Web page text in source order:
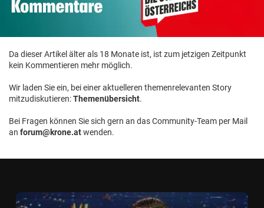
Da dieser Artikel älter als 18 Monate ist, ist zum jetzigen Zeitpunkt
kein Kommentieren mehr möglich.
Wir laden Sie ein, bei einer aktuelleren themenrelevanten Story
mitzudiskutieren:Themenübersicht.
Bei Fragen können Sie sich gern an das Community-Team per Mail
an forum@krone.atwenden.